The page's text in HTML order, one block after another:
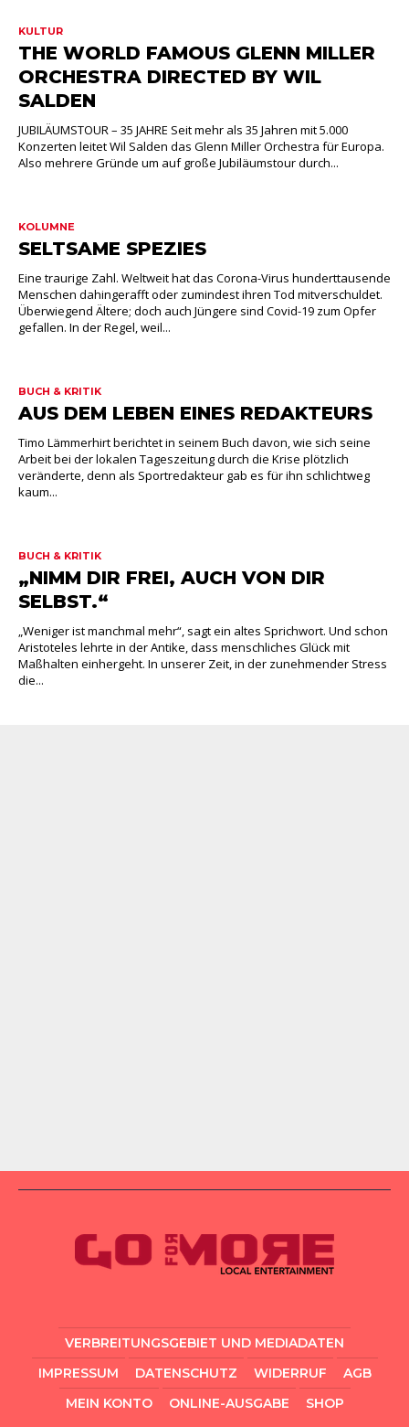
KULTUR
THE WORLD FAMOUS GLENN MILLER
ORCHESTRA DIRECTED BY WIL
SALDEN
JUBILÄUMSTOUR – 35 JAHRE Seit mehr als 35 Jahren mit 5.000
Konzerten leitet Wil Salden das Glenn Miller Orchestra für Europa.
Also mehrere Gründe um auf große Jubiläumstour durch...
KOLUMNE
SELTSAME SPEZIES
Eine traurige Zahl. Weltweit hat das Corona-Virus hunderttausende
Menschen dahingerafft oder zumindest ihren Tod mitverschuldet.
Überwiegend Ältere; doch auch Jüngere sind Covid-19 zum Opfer
gefallen. In der Regel, weil...
BUCH & KRITIK
AUS DEM LEBEN EINES REDAKTEURS
Timo Lämmerhirt berichtet in seinem Buch davon, wie sich seine
Arbeit bei der lokalen Tageszeitung durch die Krise plötzlich
veränderte, denn als Sportredakteur gab es für ihn schlichtweg
kaum...
BUCH & KRITIK
„NIMM DIR FREI, AUCH VON DIR
SELBST.“
„Weniger ist manchmal mehr“, sagt ein altes Sprichwort. Und schon
Aristoteles lehrte in der Antike, dass menschliches Glück mit
Maßhalten einhergeht. In unserer Zeit, in der zunehmender Stress
die...
VERBREITUNGSGEBIET UND MEDIADATEN
IMPRESSUM
DATENSCHUTZ WIDERRUF
AGB
MEIN KONTO
ONLINE-AUSGABE SHOP